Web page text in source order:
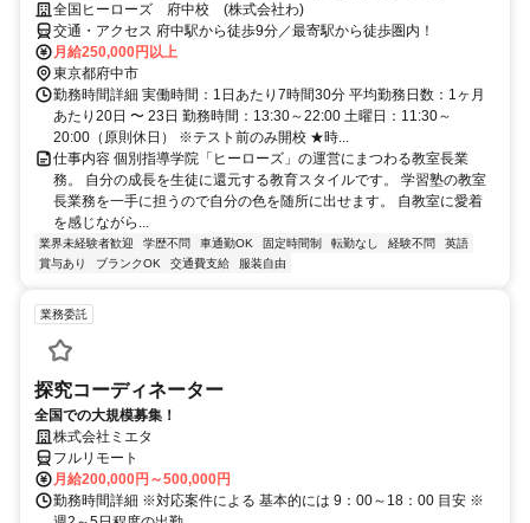
全国ヒーローズ 府中校 (株式会社わ)
交通・アクセス 府中駅から徒歩9分／最寄駅から徒歩圏内！
月給250,000円以上
東京都府中市
勤務時間詳細 実働時間：1日あたり7時間30分 平均勤務日数：1ヶ月
あたり20日 〜 23日 勤務時間：13:30～22:00 土曜日：11:30～
20:00（原則休日） ※テスト前のみ開校 ★時...
仕事内容 個別指導学院「ヒーローズ」の運営にまつわる教室長業
務。 自分の成長を生徒に還元する教育スタイルです。 学習塾の教室
長業務を一手に担うので自分の色を随所に出せます。 自教室に愛着
を感じながら...
業界未経験者歓迎 学歴不問 車通勤OK 固定時間制 転勤なし 経験不問
英語
賞与あり
ブランクOK 交通費支給 服装自由
業務委託
探究コーディネーター
全国での大規模募集！
株式会社ミエタ
フルリモート
月給200,000円～500,000円
勤務時間詳細 ※対応案件による 基本的には 9：00～18：00 目安 ※